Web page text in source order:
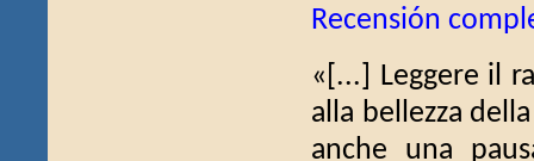
Recensión
«[...] Leggere il
alla bellezza
anche una